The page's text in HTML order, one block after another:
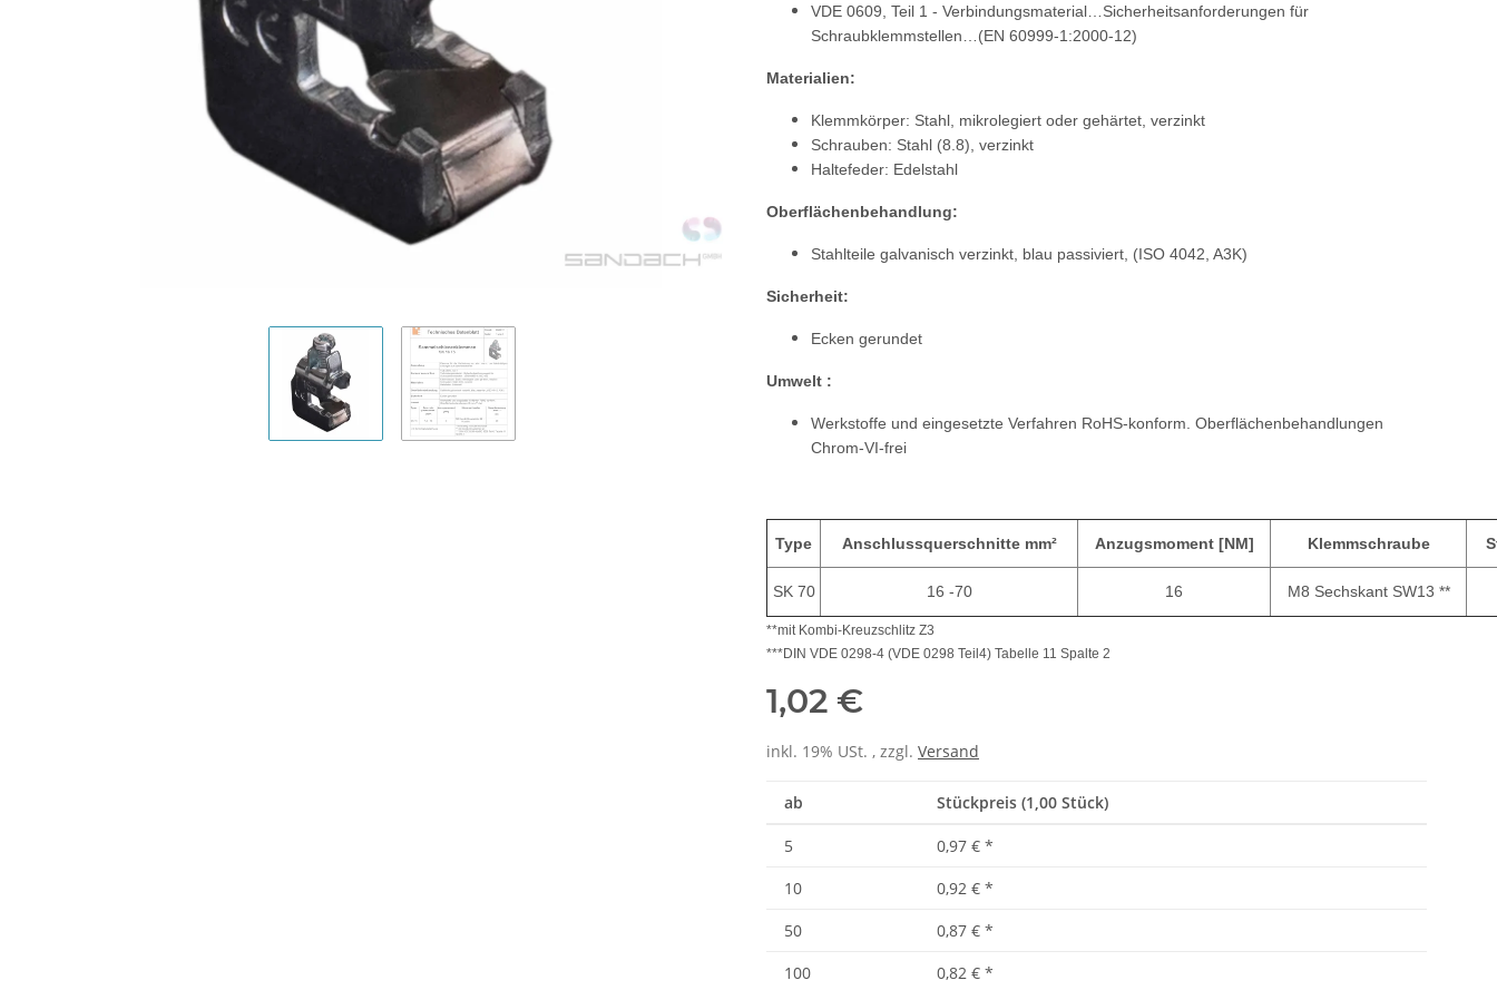
VDE 0609, Teil 1 - Verbindungsmaterial…Sicherheitsanforderungen für
Schraubklemmstellen…(EN 60999-1:2000-12)
Materialien:
Klemmkörper: Stahl, mikrolegiert oder gehärtet, verzinkt
Schrauben: Stahl (8.8), verzinkt
Haltefeder: Edelstahl
Oberflächenbehandlung:
Stahlteile galvanisch verzinkt, blau passiviert, (ISO 4042, A3K)
Sicherheit:
Ecken gerundet
Umwelt :
Werkstoffe und eingesetzte Verfahren RoHS-konform. Oberflächenbehandlungen
Chrom-VI-frei
Type Anschlussquerschnitte mm² Anzugsmoment [NM] Klemmschraube
SK 70 16 -70 16 M8 Sechskant SW13 **
**mit Kombi-Kreuzschlitz Z3
***DIN VDE 0298-4 (VDE 0298 Teil4) Tabelle 11 Spalte 2
1,02 €
inkl. 19% USt. , zzgl. Versand
ab Stückpreis (1,00 Stück)
5 0,97 € *
10
0,92 € *
50
0,87 € *
100
0,82 € *